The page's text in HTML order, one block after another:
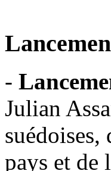
-
Julian
suédoises,
pays et